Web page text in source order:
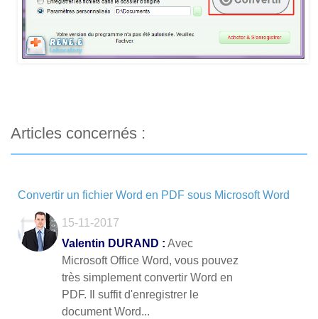
Articles concernés :
Convertir un fichier Word en PDF sous Microsoft Word
15-11-2017
Valentin DURAND : Avec
Microsoft Office Word, vous pouvez
très simplement convertir Word en
PDF. Il suffit d'enregistrer le
document Word...